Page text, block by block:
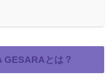
GESARAとは？